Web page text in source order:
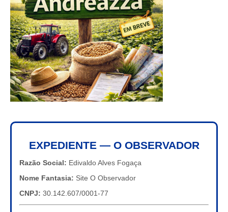
EXPEDIENTE — O OBSERVADOR
Razão Social: Edivaldo Alves Fogaça
Nome Fantasia: Site O Observador
CNPJ: 30.142.607/0001-77